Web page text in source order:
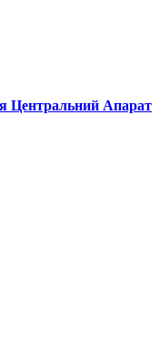
Центральний Апарат